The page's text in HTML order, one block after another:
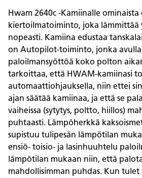
Hwam 2640c -Kamiinalle ominaista
kiertoilmatoiminto, joka lämmittää
nopeasti. Kamiina edustaa
on Autopilot-toiminto, jonka
paloilmansyöttöä koko polton
tarkoittaa, että HWAM-kamiinasi
automaattiohjauksella, niin ettei
ajan säätää kamiinaa, ja että se
vaiheissa (sytytys, poltto, hiillos)
puhtaasti. Lämpöherkkä
supistuu tulipesän lämpötilan
ensiö- toisio- ja lasinhuuhtelu
lämpötilan mukaan niin, että
mahdollisimman puhdas. Kun